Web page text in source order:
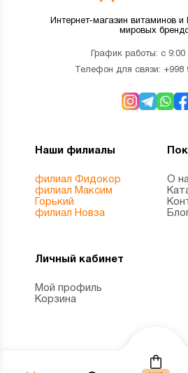
Интернет-магазин витаминов
мировых
График работы: с 9:00
Телефон для связи: +998
Наши филиалы
филиал Фидокор
филиал Максим
Горький
филиал Новза
О
Личный кабинет
Мой профиль
Корзина